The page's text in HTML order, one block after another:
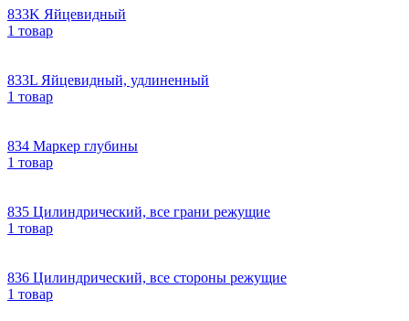
833K Яйцевидный
1 товар
833L Яйцевидный, удлиненный
1 товар
834 Маркер глубины
1 товар
835 Цилиндрический, все грани режущие
1 товар
836 Цилиндрический, все стороны режущие
1 товар